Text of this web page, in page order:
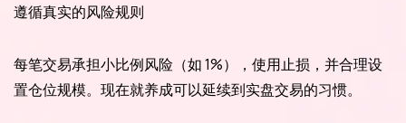
遵循真实的风险规则
每笔交易承担小比例风险（如 1%），使用止损，并合理设
置仓位规模。现在就养成可以延续到实盘交易的习惯。